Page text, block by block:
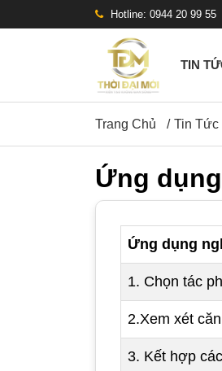
Hotline: 0944 20 99 55
TIN
Trang Chủ Tin Tức
Ứng
Ứng dụng
1. Chọn tác
2.Xem xét
3. Kết hợp